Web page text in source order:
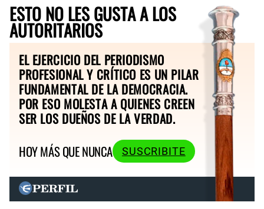
ESTO NO LES GUSTA A LOS
AUTORITARIOS
EL EJERCICIO DEL PERIODISMO
PROFESIONAL Y CRÍTICO ES UN PILAR
FUNDAMENTAL DE LA DEMOCRACIA.
POR ESO MOLESTA A QUIENES CREEN
SER LOS DUEÑOS DE LA VERDAD.
HOY MÁS QUE NUNCA
SUSCRIBITE